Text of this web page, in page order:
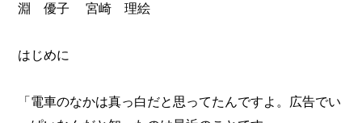
淵 優子 宮崎 理絵
はじめに
「電車のなかは真っ白だと思ってたんですよ。広告でい